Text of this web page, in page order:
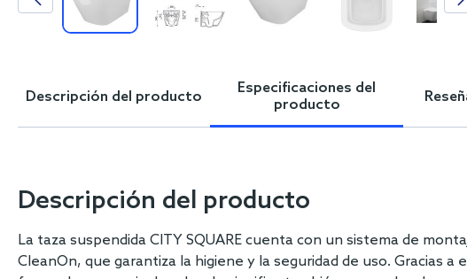
beginning
Descripción del producto
Especificaciones del
producto
Descripción del producto
La taza suspendida CITY SQUARE cuenta con un sistema de
CleanOn, que garantiza la higiene y la seguridad de uso. Gracias